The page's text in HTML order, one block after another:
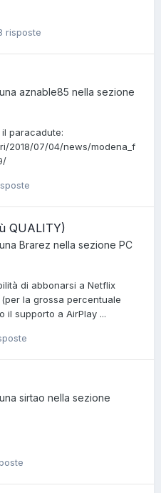
risposte
aznable85 nella sezione
paracadute:
2018/07/04/news/modena_f
QUALITY)
Brarez nella sezione PC
di abbonarsi a Netflix
la grossa percentuale
il supporto a AirPlay ...
sirtao nella sezione